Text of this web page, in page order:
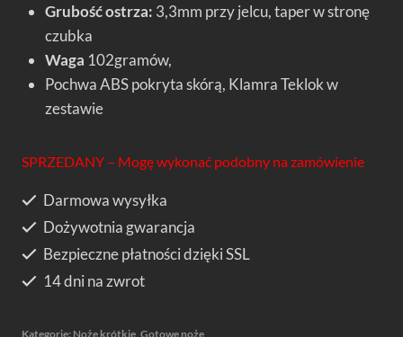
Grubość ostrza: 3,3mm przy jelcu, taper w stronę
czubka
Waga 102gramów,
Pochwa ABS pokryta skórą, Klamra Teklok w
zestawie
SPRZEDANY – Mogę wykonać podobny na zamówienie
Darmowa wysyłka
Dożywotnia gwarancja
Bezpieczne płatności dzięki SSL
14 dni na zwrot
Kategorie: Noże krótkie, Gotowe noże